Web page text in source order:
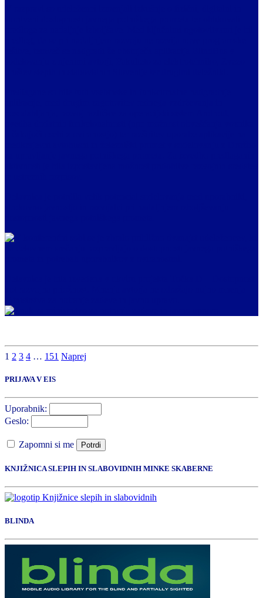
1 2 3 4 … 151 Naprej
PRIJAVA V EIS
Uporabnik:
Geslo:
Zapomni si me Potrdi
KNJIŽNICA SLEPIH IN SLABOVIDNIH MINKE SKABERNE
BLINDA